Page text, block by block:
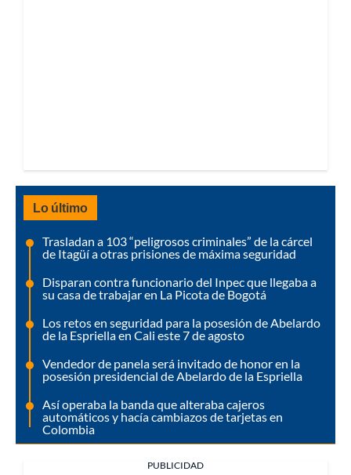
Lo último
Trasladan a 103 “peligrosos criminales” de la cárcel
de Itagüí a otras prisiones de máxima seguridad
Disparan contra funcionario del Inpec que llegaba a
su casa de trabajar en La Picota de Bogotá
Los retos en seguridad para la posesión de Abelardo
de la Espriella en Cali este 7 de agosto
Vendedor de panela será invitado de honor en la
posesión presidencial de Abelardo de la Espriella
Así operaba la banda que alteraba cajeros
automáticos y hacía cambiazos de tarjetas en
Colombia
PUBLICIDAD